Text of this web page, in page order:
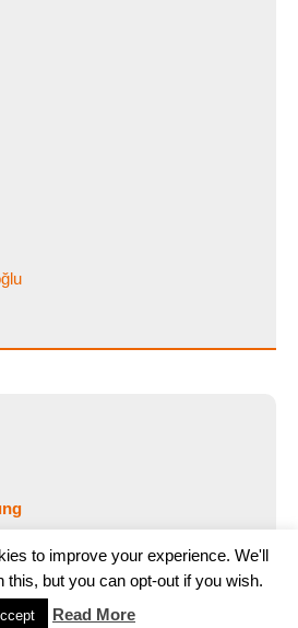
Kuşsaray Köyü Projesi
to improve your experience. We'll
this, but you can opt-out if you wish.
Read More